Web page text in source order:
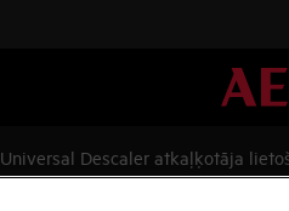
Descaler atkaļķotāja